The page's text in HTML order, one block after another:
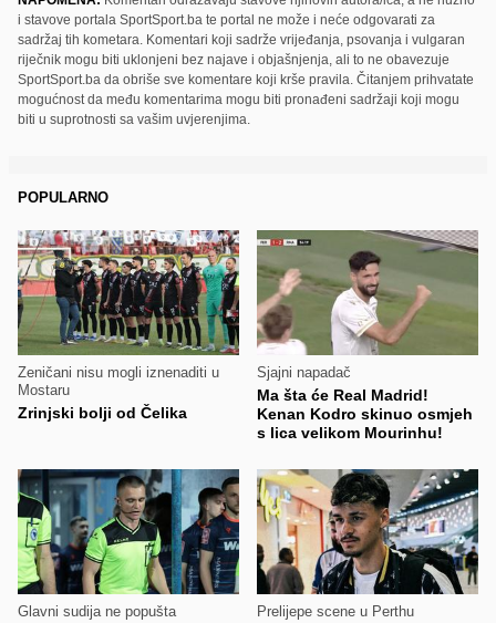
i stavove portala SportSport.ba te portal ne može i neće odgovarati za
sadržaj tih kometara. Komentari koji sadrže vrijeđanja, psovanja i vulgaran
riječnik mogu biti uklonjeni bez najave i objašnjenja, ali to ne obavezuje
SportSport.ba da obriše sve komentare koji krše pravila. Čitanjem prihvatate
mogućnost da među komentarima mogu biti pronađeni sadržaji koji mogu
biti u suprotnosti sa vašim uvjerenjima.
POPULARNO
Zeničani nisu mogli iznenaditi u
Mostaru
Zrinjski bolji od Čelika
Sjajni napadač
Ma šta će Real Madrid!
Kenan Kodro skinuo osmjeh
s lica velikom Mourinhu!
Glavni sudija ne popušta Prelijepe scene u Perthu